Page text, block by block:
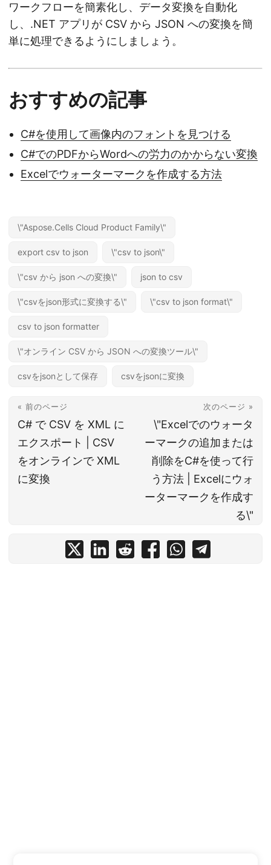
ワークフローを簡素化し、データ変換を自動化
し、.NET アプリが CSV から JSON への変換を簡
単に処理できるようにしましょう。
おすすめの記事
C#を使用して画像内のフォントを見つける
C#でのPDFからWordへの労力のかからない変換
Excelでウォーターマークを作成する方法
\"Aspose.Cells Cloud Product Family\"
export csv to json \"csv to json\"
\"csv から json への変換\" json to csv
\"csvをjson形式に変換する\" \"csv to json format\"
csv to json formatter
\"オンライン CSV から JSON への変換ツール\"
csvをjsonとして保存 csvをjsonに変換
« 前のページ
C# で CSV を XML に
エクスポート | CSV
をオンラインで XML
に変換
次のページ »
\"Excelでのウォータ
ーマークの追加または
削除をC#を使って行
う方法 | Excelにウォ
ーターマークを作成す
る\"